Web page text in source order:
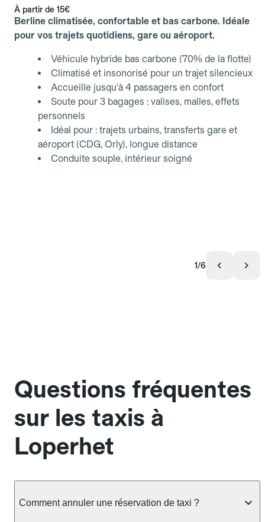
À partir de 15€
Berline climatisée, confortable et bas carbone. Idéale
pour vos trajets quotidiens, gare ou aéroport.
Véhicule hybride bas carbone (70% de la flotte)
Climatisé et insonorisé pour un trajet silencieux
Accueille jusqu'à 4 passagers en confort
Soute pour 3 bagages : valises, malles, effets
personnels
Idéal pour : trajets urbains, transferts gare et
aéroport (CDG, Orly), longue distance
Conduite souple, intérieur soigné
1/6
Questions fréquentes
sur les taxis à
Loperhet
Comment annuler une réservation de taxi ?